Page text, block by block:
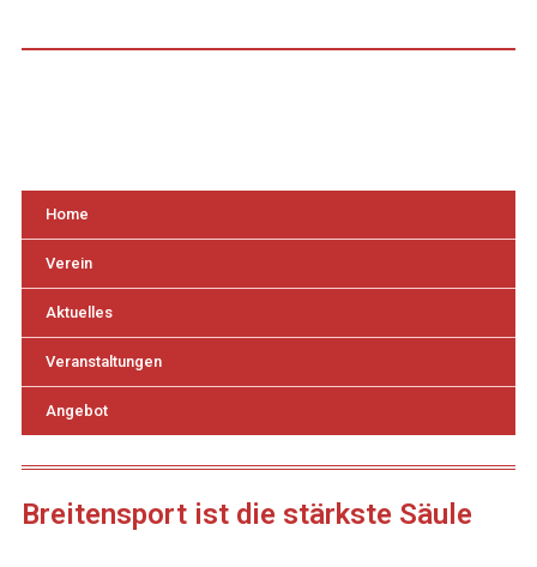
Home
Verein
Aktuelles
Veranstaltungen
Angebot
Breitensport ist die stärkste Säule